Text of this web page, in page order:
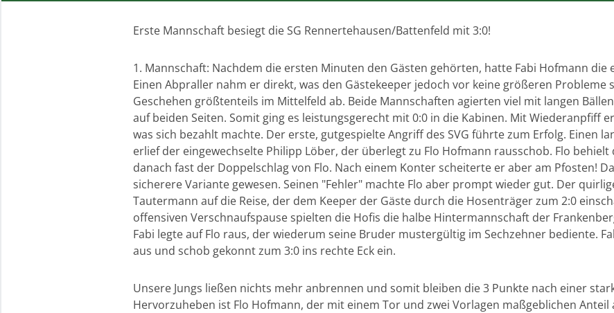
Erste Mannschaft besiegt die SG Rennertehausen/Battenfeld mit 3:0!
1. Mannschaft: Nachdem die ersten Minuten den Gästen gehörten, hatte Fabi Hofmann die
Einen Abpraller nahm er direkt, was den Gästekeeper jedoch vor keine größeren Probleme
Geschehen größtenteils im Mittelfeld ab. Beide Mannschaften agierten viel mit langen
auf beiden Seiten. Somit ging es leistungsgerecht mit 0:0 in die Kabinen. Mit Wiederanpfiff
was sich bezahlt machte. Der erste, gutgespielte Angriff des SVG führte zum Erfolg. Einen
erlief der eingewechselte Philipp Löber, der überlegt zu Flo Hofmann rausschob. Flo behielt
danach fast der Doppelschlag von Flo. Nach einem Konter scheiterte er aber am Pfosten!
sicherere Variante gewesen. Seinen "Fehler" machte Flo aber prompt wieder gut. Der
Tautermann auf die Reise, der dem Keeper der Gäste durch die Hosenträger zum 2:0
offensiven Verschnaufspause spielten die Hofis die halbe Hintermannschaft der
Fabi legte auf Flo raus, der wiederum seine Bruder mustergültig im Sechzehner bediente.
aus und schob gekonnt zum 3:0 ins rechte Eck ein.
Unsere Jungs ließen nichts mehr anbrennen und somit bleiben die 3 Punkte nach einer
Hervorzuheben ist Flo Hofmann, der mit einem Tor und zwei Vorlagen maßgeblichen Anteil